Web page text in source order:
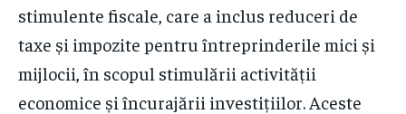
stimulente fiscale, care a inclus reduceri de
taxe și impozite pentru întreprinderile mici și
mijlocii, în scopul stimulării activității
economice și încurajării investițiilor. Aceste